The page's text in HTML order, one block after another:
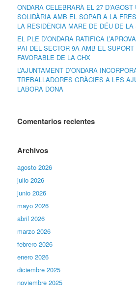
ONDARA CELEBRARÀ EL 27
SOLIDÀRIA AMB EL SOPAR A LA
LA RESIDÈNCIA MARE DE DÉU DE LA
EL PLE D’ONDARA RATIFICA
PAI DEL SECTOR 9A AMB EL SUPORT
FAVORABLE DE LA CHX
L’AJUNTAMENT D’ONDARA
TREBALLADORES GRÀCIES A LES
LABORA DONA
Comentarios recientes
Archivos
agosto 2026
julio 2026
junio 2026
mayo 2026
abril 2026
marzo 2026
febrero 2026
enero 2026
diciembre 2025
noviembre 2025